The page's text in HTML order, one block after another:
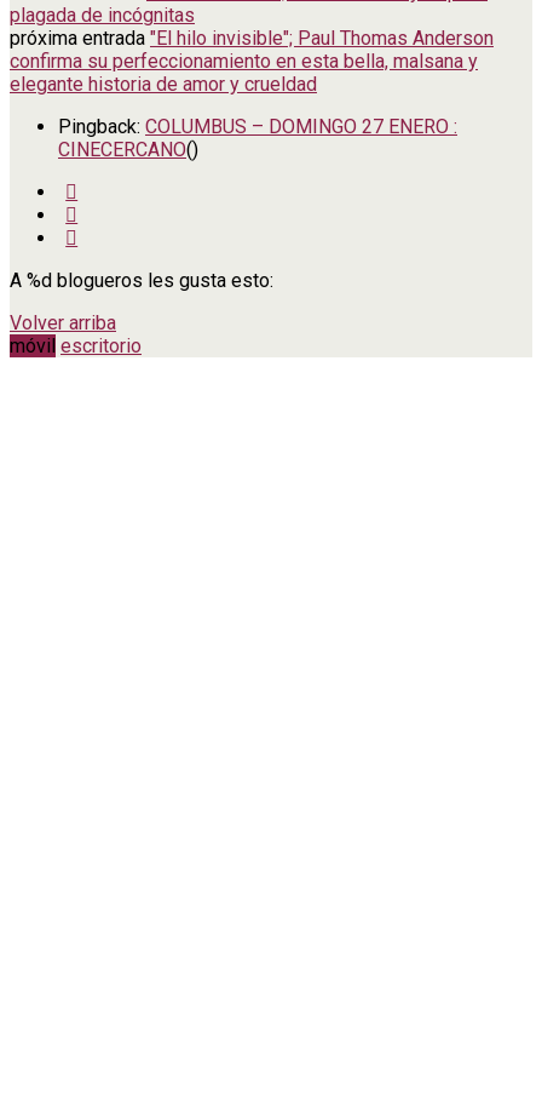
plagada de incógnitas
próxima entrada "El hilo invisible"; Paul Thomas Anderson
confirma su perfeccionamiento en esta bella, malsana y
elegante historia de amor y crueldad
Pingback: COLUMBUS – DOMINGO 27 ENERO :
CINECERCANO()
A %d blogueros les gusta esto:
Volver arriba
móvil escritorio